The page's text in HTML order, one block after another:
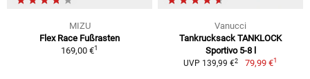
MIZU
Flex Race Fußrasten
169,00 €1
Vanucci
Tankrucksack TANKLOCK
Sportivo 5-8 l
UVP 139,99 €2 79,99 €1